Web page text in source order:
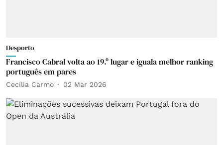
Desporto
Francisco Cabral volta ao 19.º lugar e iguala melhor ranking
português em pares
Cecília Carmo 02 Mar 2026